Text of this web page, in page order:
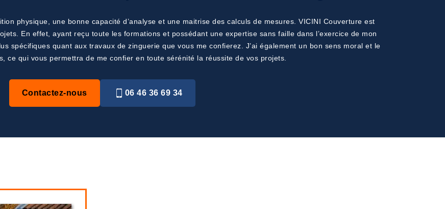
physique, une bonne capacité d’analyse et une maitrise des calculs de mesures. VICINI Couverture est
En effet, ayant reçu toute les formations et possédant une expertise sans faille dans l’exercice de mon
spécifiques quant aux travaux de zinguerie que vous me confierez. J’ai également un bon sens moral et le
ce qui vous permettra de me confier en toute sérénité la réussite de vos projets.
Contactez-nous 06 46 36 69 34